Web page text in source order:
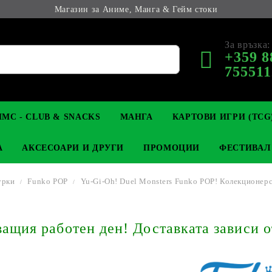
Магазин за Аниме, Манга & Гейм стоки
За връзка:
+359
КОЛЕКЦИОНЕРСКИ
YU-GI-OH! TCG
- CLUB & SNACKS МАНГА
LIGHT NOVEL
КАРТОВИ ИГРИ
MAGIC: THE GATHERING
АНИМЕ ФИГУРКИ
АКСЕСОАРИ И ДРУГИ
КЛЮЧОДЪРЖАТЕЛИ
ПРОМОЦИИ
Funko POP Yu-Gi-Oh! Duel Monsters Funko POP!
работен ден! Доставката зависи